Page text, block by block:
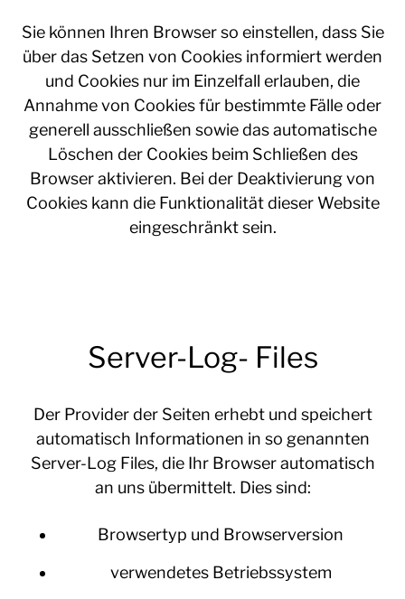
Sie können Ihren Browser so einstellen, dass Sie
über das Setzen von Cookies informiert werden
und Cookies nur im Einzelfall erlauben, die
Annahme von Cookies für bestimmte Fälle oder
generell ausschließen sowie das automatische
Löschen der Cookies beim Schließen des
Browser aktivieren. Bei der Deaktivierung von
Cookies kann die Funktionalität dieser Website
eingeschränkt sein.
Server-Log- Files
Der Provider der Seiten erhebt und speichert
automatisch Informationen in so genannten
Server-Log Files, die Ihr Browser automatisch
an uns übermittelt. Dies sind:
Browsertyp und Browserversion
verwendetes Betriebssystem